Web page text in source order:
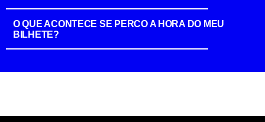
O QUE ACONTECE SE PERCO A HORA DO MEU
BILHETE?